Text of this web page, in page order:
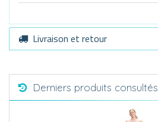
Livraison et retour
Derniers produits consultés